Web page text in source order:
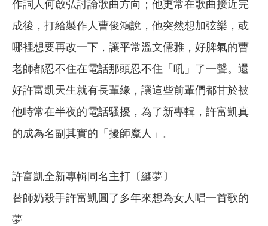
作詞人何啟弘討論歌曲方向；他更常在歌曲接近完
成後，打給製作人曹俊鴻說，他突然想加弦樂，或
哪裡想要再改一下，讓平常溫文儒雅，好脾氣的曹
老師都忍不住在電話那頭忍不住「吼」了一聲。還
好許富凱天生就有長輩緣，讓這些前輩們都甘於被
他時常在半夜的電話騷擾，為了新專輯，許富凱真
的成為名副其實的「擾師魔人」。
許富凱全新專輯同名主打〔縫夢〕
替師奶殺手許富凱圓了多年來想為女人唱一首歌的
夢